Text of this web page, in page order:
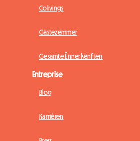
Colivings
Gästezëmmer
Gesamte Ënnerkënften
Entreprise
Blog
Karrièren